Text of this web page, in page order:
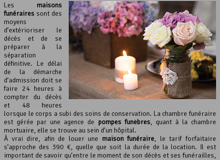
Les maisons
funéraires sont des
moyens
d’extérioriser le
décès et de se
préparer à la
séparation
définitive. Le délai
de la démarche
d’admission doit se
faire 24 heures à
compter du décès
et 48 heures
lorsque le corps a subi des soins de conservation. La chambre funéraire
est gérée par une agence de pompes funèbres, quant à la chambre
mortuaire, elle se trouve au sein d’un hôpital.
À vrai dire, afin de louer une maison funéraire, le tarif forfaitaire
s’approche des 390 €, quelle que soit la durée de la location. Il est
important de savoir qu’entre le moment de son décès et ses funérailles,